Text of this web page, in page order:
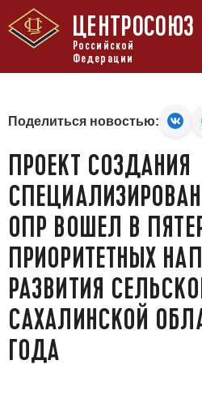
ЦЕНТРОСОЮЗ
Российской
Федерации
Поделиться новостью:
ПРОЕКТ СОЗДАНИЯ
ОПР ВОШЕЛ В
ПРИОРИТЕТНЫХ
РАЗВИТИЯ
САХАЛИНСКОЙ
ГОДА